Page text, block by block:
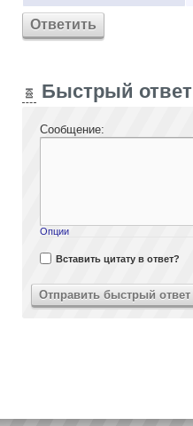
Ответить
Быстрый ответ
Сообщение:
Опции
Вставить цитату в ответ?